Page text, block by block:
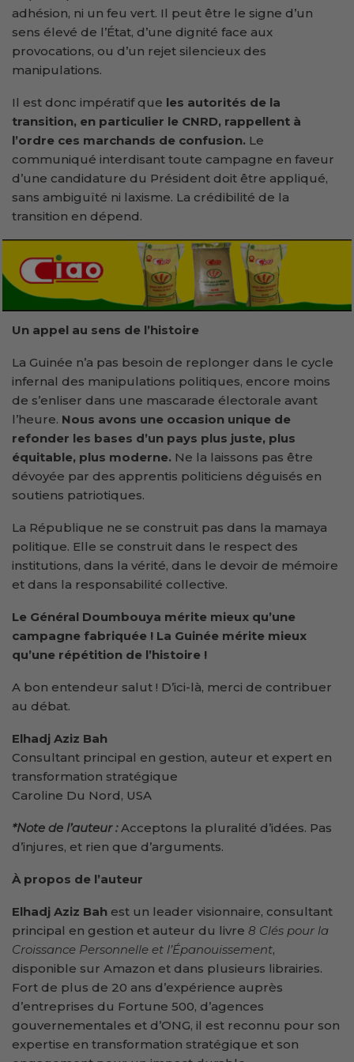
adhésion, ni un feu vert. Il peut être le signe d’un
sens élevé de l’État, d’une dignité face aux
provocations, ou d’un rejet silencieux des
manipulations.
Il est donc impératif que les autorités de la
transition, en particulier le CNRD, rappellent à
l’ordre ces marchands de confusion. Le
communiqué interdisant toute campagne en faveur
d’une candidature du Président doit être appliqué,
sans ambiguïté ni laxisme. La crédibilité de la
transition en dépend.
Un appel au sens de l’histoire
La Guinée n’a pas besoin de replonger dans le cycle
infernal des manipulations politiques, encore moins
de s’enliser dans une mascarade électorale avant
l’heure. Nous avons une occasion unique de
refonder les bases d’un pays plus juste, plus
équitable, plus moderne. Ne la laissons pas être
dévoyée par des apprentis politiciens déguisés en
soutiens patriotiques.
La République ne se construit pas dans la mamaya
politique. Elle se construit dans le respect des
institutions, dans la vérité, dans le devoir de mémoire
et dans la responsabilité collective.
Le Général Doumbouya mérite mieux qu’une
campagne fabriquée ! La Guinée mérite mieux
qu’une répétition de l’histoire !
A bon entendeur salut ! D’ici-là, merci de contribuer
au débat.
Elhadj Aziz Bah
Consultant principal en gestion, auteur et expert en
transformation stratégique
Caroline Du Nord, USA
*Note de l’auteur :Acceptons la pluralité d’idées. Pas
d’injures, et rien que d’arguments.
À propos de l’auteur
Elhadj Aziz Bah est un leader visionnaire, consultant
principal en gestion et auteur du livre 8 Clés pour la
Croissance Personnelle et l’Épanouissement,
disponible sur Amazon et dans plusieurs librairies.
Fort de plus de 20 ans d’expérience auprès
d’entreprises du Fortune 500, d’agences
gouvernementales et d’ONG, il est reconnu pour son
expertise en transformation stratégique et son